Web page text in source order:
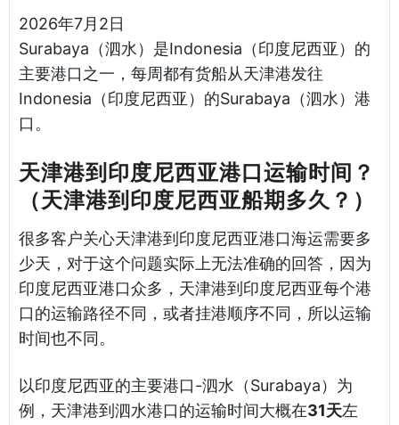
2026年7月2日
Surabaya（泗水）是Indonesia（印度尼西亚）的
主要港口之一，每周都有货船从天津港发往
Indonesia（印度尼西亚）的Surabaya（泗水）港
口。
天津港到印度尼西亚港口运输时间？
（天津港到印度尼西亚船期多久？）
很多客户关心天津港到印度尼西亚港口海运需要多
少天，对于这个问题实际上无法准确的回答，因为
印度尼西亚港口众多，天津港到印度尼西亚每个港
口的运输路径不同，或者挂港顺序不同，所以运输
时间也不同。
以印度尼西亚的主要港口-泗水（Surabaya）为
例，天津港到泗水港口的运输时间大概在31天左